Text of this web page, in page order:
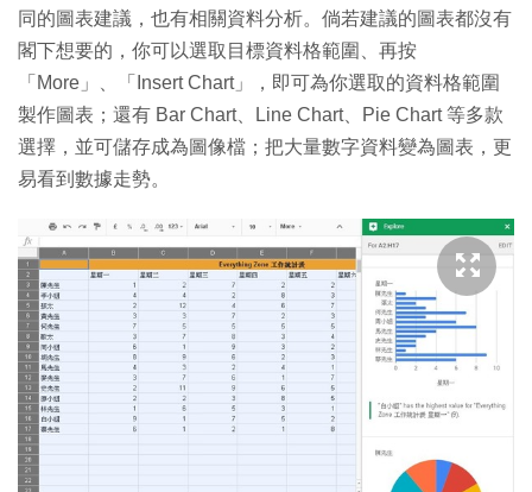
同的圖表建議，也有相關資料分析。倘若建議的圖表都沒有
閣下想要的，你可以選取目標資料格範圍、再按
「More」、「Insert Chart」，即可為你選取的資料格範圍
製作圖表；還有 Bar Chart、Line Chart、Pie Chart 等多款
選擇，並可儲存成為圖像檔；把大量數字資料變為圖表，更
易看到數據走勢。